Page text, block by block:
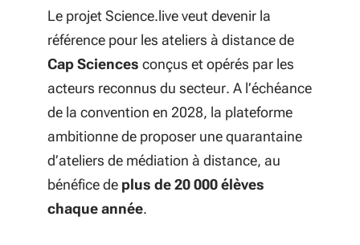
Le projet Science.live veut devenir la
référence pour les ateliers à distance de
Cap Sciences conçus et opérés par les
acteurs reconnus du secteur. A l’échéance
de la convention en 2028, la plateforme
ambitionne de proposer une quarantaine
d’ateliers de médiation à distance, au
bénéfice de plus de 20 000 élèves
chaque année.